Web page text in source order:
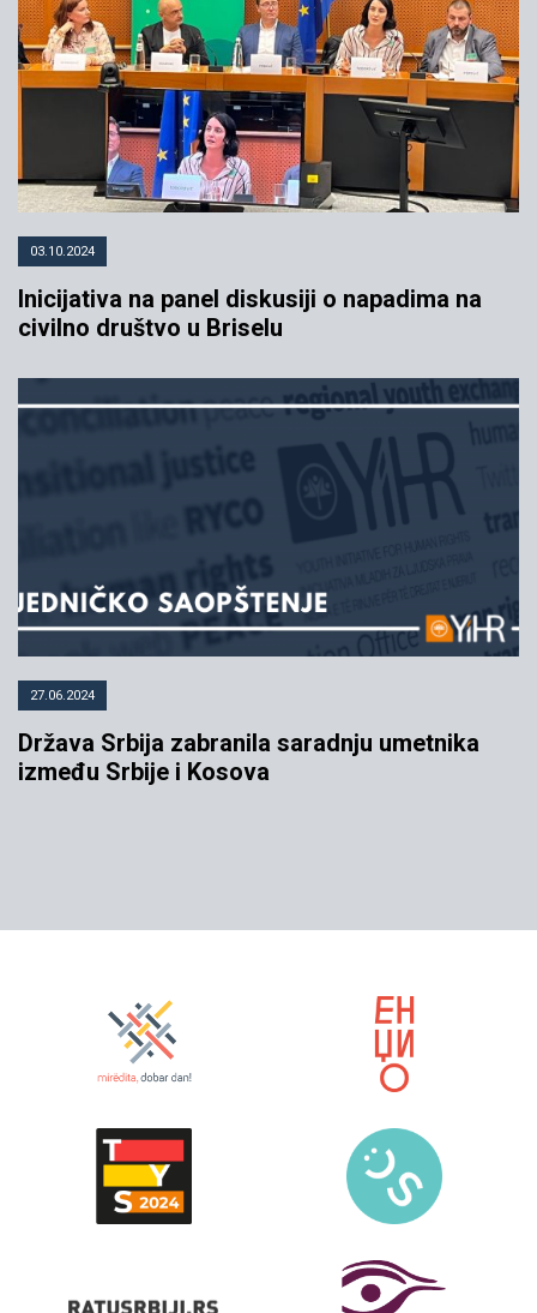
03.10.2024
Inicijativa na panel diskusiji o napadima na
civilno društvo u Briselu
27.06.2024
Država Srbija zabranila saradnju umetnika
između Srbije i Kosova